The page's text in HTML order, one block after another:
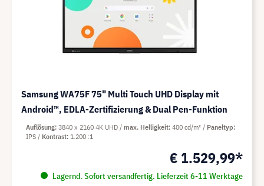
Samsung WA75F 75" Multi Touch UHD Display mit
Android™, EDLA-Zertifizierung & Dual Pen-Funktion
€ 1.529,99*
Lagernd. Sofort versandfertig. Lieferzeit 6-11 Werktage
Auflösung 3840 x 2160 4K UHD max. Helligkeit 400 cd/m²
Paneltyp
IPS
Kontrast 1.200 :1